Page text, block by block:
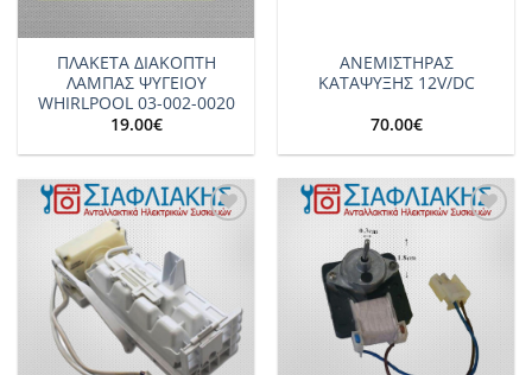
ΠΛΑΚΕΤΑ ΔΙΑΚΟΠΤΗ
ΛΑΜΠΑΣ ΨΥΓΕΙΟΥ
WHIRLPOOL 03-002-0020
19.00€
ΑΝΕΜΙΣΤΗΡΑΣ
ΚΑΤΑΨΥΞΗΣ 12V/DC
70.00€